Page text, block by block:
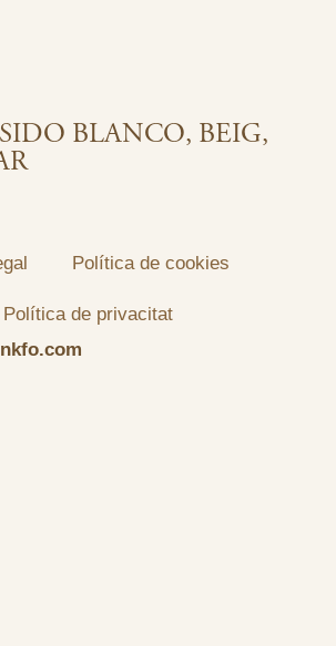
BLANCO, BEIG,
Política de cookies
Política de privacitat